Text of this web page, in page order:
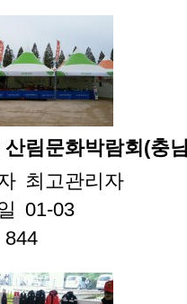
산림문화박람회(충
최고관리자
01-03
844